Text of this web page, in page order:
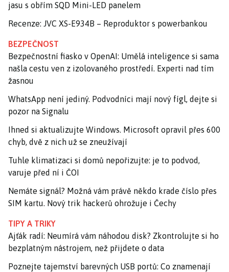
jasu s obřím SQD Mini-LED panelem
Recenze: JVC XS-E934B – Reproduktor s powerbankou
BEZPEČNOST
Bezpečnostní fiasko v OpenAI: Umělá inteligence si sama
našla cestu ven z izolovaného prostředí. Experti nad tím
žasnou
WhatsApp není jediný. Podvodníci mají nový fígl, dejte si
pozor na Signalu
Ihned si aktualizujte Windows. Microsoft opravil přes 600
chyb, dvě z nich už se zneužívají
Tuhle klimatizaci si domů nepořizujte: je to podvod,
varuje před ní i ČOI
Nemáte signál? Možná vám právě někdo krade číslo přes
SIM kartu. Nový trik hackerů ohrožuje i Čechy
TIPY A TRIKY
Ajťák radí: Neumírá vám náhodou disk? Zkontrolujte si ho
bezplatným nástrojem, než přijdete o data
Poznejte tajemství barevných USB portů: Co znamenají